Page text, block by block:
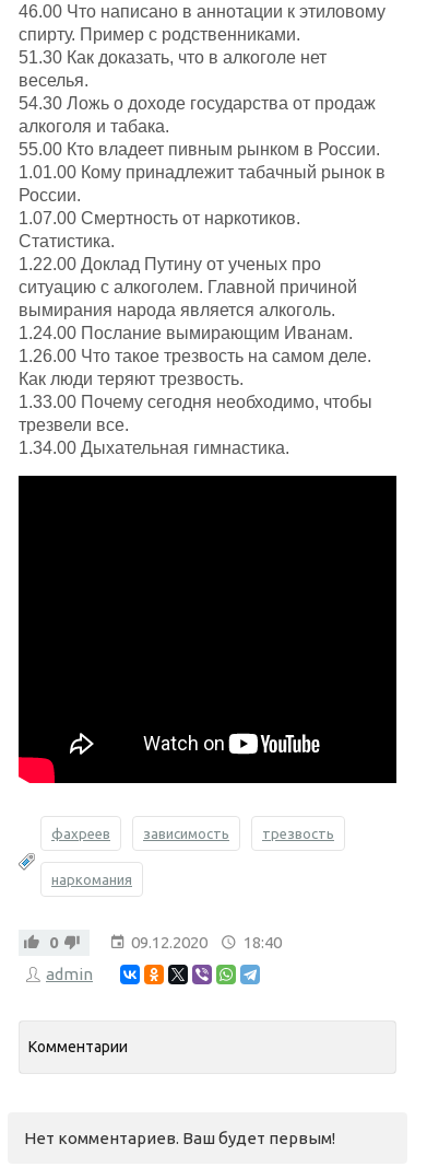
46.00 Что написано в аннотации к этиловому
спирту. Пример с родственниками.
51.30 Как доказать, что в алкоголе нет
веселья.
54.30 Ложь о доходе государства от продаж
алкоголя и табака.
55.00 Кто владеет пивным рынком в России.
1.01.00 Кому принадлежит табачный рынок в
России.
1.07.00 Смертность от наркотиков.
Статистика.
1.22.00 Доклад Путину от ученых про
ситуацию с алкоголем. Главной причиной
вымирания народа является алкоголь.
1.24.00 Послание вымирающим Иванам.
1.26.00 Что такое трезвость на самом деле.
Как люди теряют трезвость.
1.33.00 Почему сегодня необходимо, чтобы
трезвели все.
1.34.00 Дыхательная гимнастика.
фахреев зависимость трезвость
наркомания
0 09.12.2020
18:40
admin
Комментарии
Нет комментариев. Ваш будет первым!